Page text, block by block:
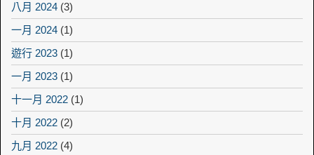
八月 2024 (3)
一月 2024 (1)
遊行 2023 (1)
一月 2023 (1)
十一月 2022 (1)
十月 2022 (2)
九月 2022 (4)